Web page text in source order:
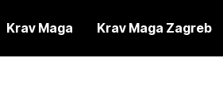
Krav Maga Krav Maga Zagreb